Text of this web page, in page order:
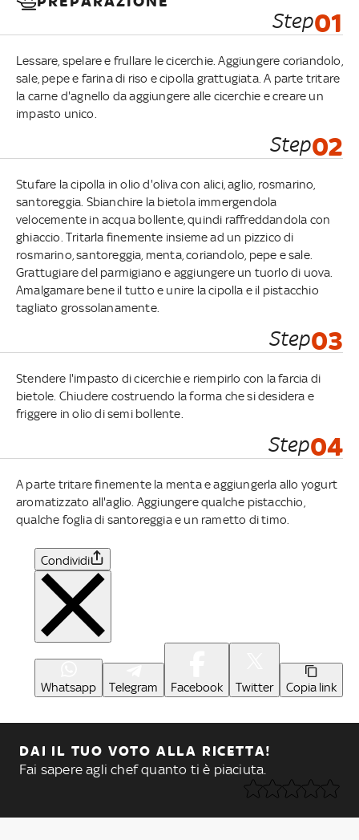
Step01
Lessare, spelare e frullare le cicerchie. Aggiungere coriandolo,
sale, pepe e farina di riso e cipolla grattugiata. A parte tritare
la carne d'agnello da aggiungere alle cicerchie e creare un
impasto unico.
Step02
Stufare la cipolla in olio d'oliva con alici, aglio, rosmarino,
santoreggia. Sbianchire la bietola immergendola
velocemente in acqua bollente, quindi raffreddandola con
ghiaccio. Tritarla finemente insieme ad un pizzico di
rosmarino, santoreggia, menta, coriandolo, pepe e sale.
Grattugiare del parmigiano e aggiungere un tuorlo di uova.
Amalgamare bene il tutto e unire la cipolla e il pistacchio
tagliato grossolanamente.
Step03
Stendere l'impasto di cicerchie e riempirlo con la farcia di
bietole. Chiudere costruendo la forma che si desidera e
friggere in olio di semi bollente.
Step04
A parte tritare finemente la menta e aggiungerla allo yogurt
aromatizzato all'aglio. Aggiungere qualche pistacchio,
qualche foglia di santoreggia e un rametto di timo.
Condividi
Whatsapp Telegram Facebook Twitter Copia link
DAI IL TUO VOTO ALLA RICETTA!
Fai sapere agli chef quanto ti è piaciuta.